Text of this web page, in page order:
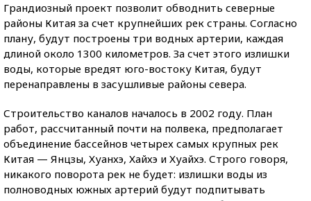
Грандиозный проект позволит обводнить северные
районы Китая за счет крупнейших рек страны. Согласно
плану, будут построены три водных артерии, каждая
длиной около 1300 километров. За счет этого излишки
воды, которые вредят юго-востоку Китая, будут
перенаправлены в засушливые районы севера.
Строительство каналов началось в 2002 году. План
работ, рассчитанный почти на полвека, предполагает
объединение бассейнов четырех самых крупных рек
Китая — Янцзы, Хуанхэ, Хайхэ и Хуайхэ. Строго говоря,
никакого поворота рек не будет: излишки воды из
полноводных южных артерий будут подпитывать